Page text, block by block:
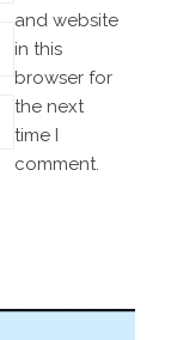
and website
in this
browser for
the next
time I
comment.